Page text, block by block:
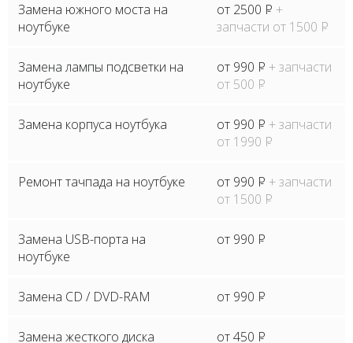
Замена южного моста на
ноутбуке
от 2500 P +
запчасти от 1500 P
Замена лампы подсветки на
ноутбуке
от 990 P + запчасти
от 500 P
Замена корпуса ноутбука от 990 P + запчасти
от 1990 P
Ремонт тачпада на ноутбуке от 990 P + запчасти
от 1500 P
Замена USB-порта на
ноутбуке
от 990 P
Замена CD / DVD-RAM от 990 P
Замена жесткого диска от 450 P